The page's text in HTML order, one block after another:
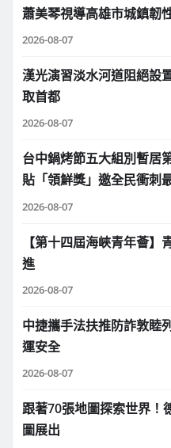
蕭美琴視導高雄市城鎮韌
2026-08-07
漢光演習淡水河道阻絕
取首都
2026-08-07
台中鍋烤節五大組別暫
貼「領鮮獎」邀全民衝刺
2026-08-07
【第十四屆海峽青年薈
進
2026-08-07
中捷攜手法扶推防詐敦睦
運安全
2026-08-07
跟著70張地圖探索世界！
圖展出